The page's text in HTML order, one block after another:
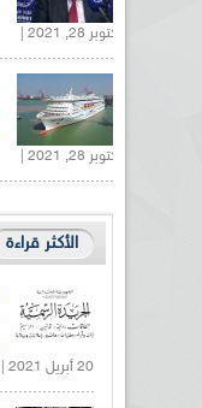
أكتوبر 28, 2021 |
أكتوبر 28, 2021 |
الأكثر قراءة
20 أبريل 2021 |